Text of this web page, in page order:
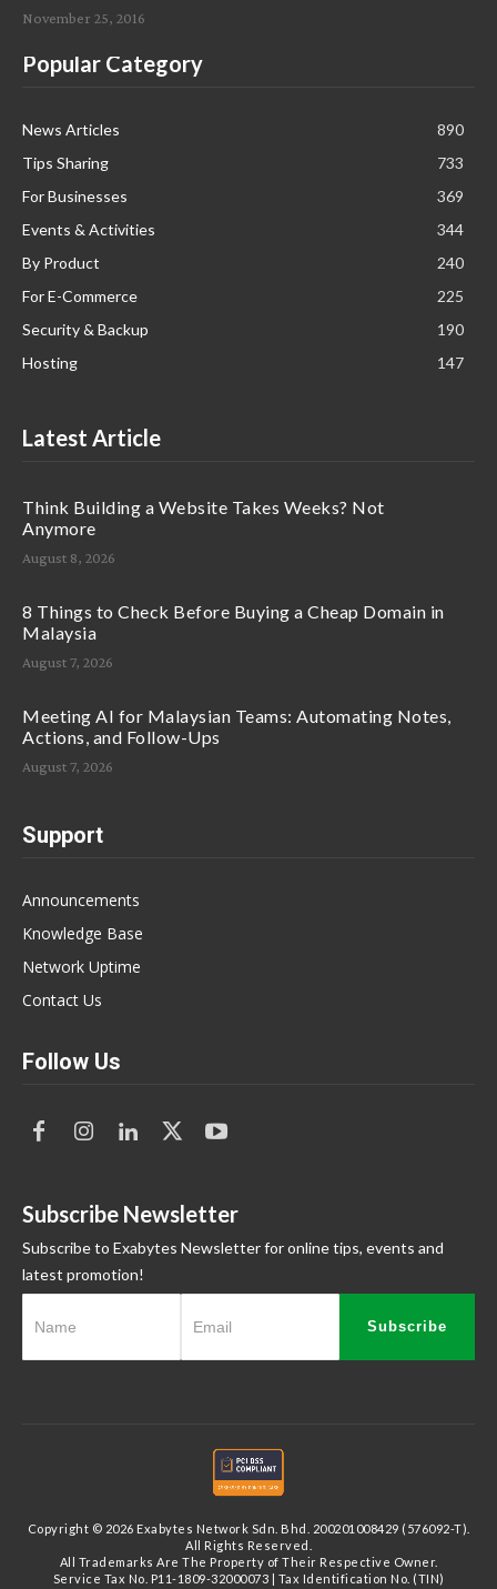
November 25, 2016
Popular Category
News Articles
890
Tips Sharing
733
For Businesses
369
Events & Activities
344
By Product
240
For E-Commerce
225
Security & Backup
190
Hosting
147
Latest Article
Think Building a Website Takes Weeks? Not
Anymore
August 8, 2026
8 Things to Check Before Buying a Cheap Domain in
Malaysia
August 7, 2026
Meeting AI for Malaysian Teams: Automating Notes,
Actions, and Follow-Ups
August 7, 2026
Support
Announcements
Knowledge Base
Network Uptime
Contact Us
Follow Us
Subscribe Newsletter
Subscribe to Exabytes Newsletter for online tips, events and
latest promotion!
Subscribe
Copyright © 2026 Exabytes Network Sdn. Bhd. 200201008429 (576092-T).
All Rights Reserved.
All Trademarks Are The Property of Their Respective Owner.
Service Tax No. P11-1809-32000073 | Tax Identification No. (TIN)